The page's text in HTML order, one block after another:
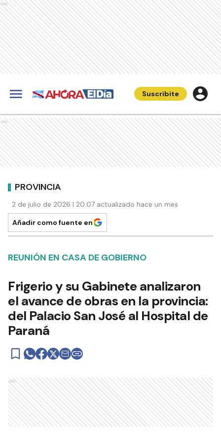
Ads
Suscribite
Ads
PROVINCIA
2 de julio de 2026 | 20:07 actualizado hace un mes
Añadir como fuente en
REUNIÓN EN CASA DE GOBIERNO
Frigerio y su Gabinete analizaron
el avance de obras en la provincia:
del Palacio San José al Hospital de
Paraná
Ads